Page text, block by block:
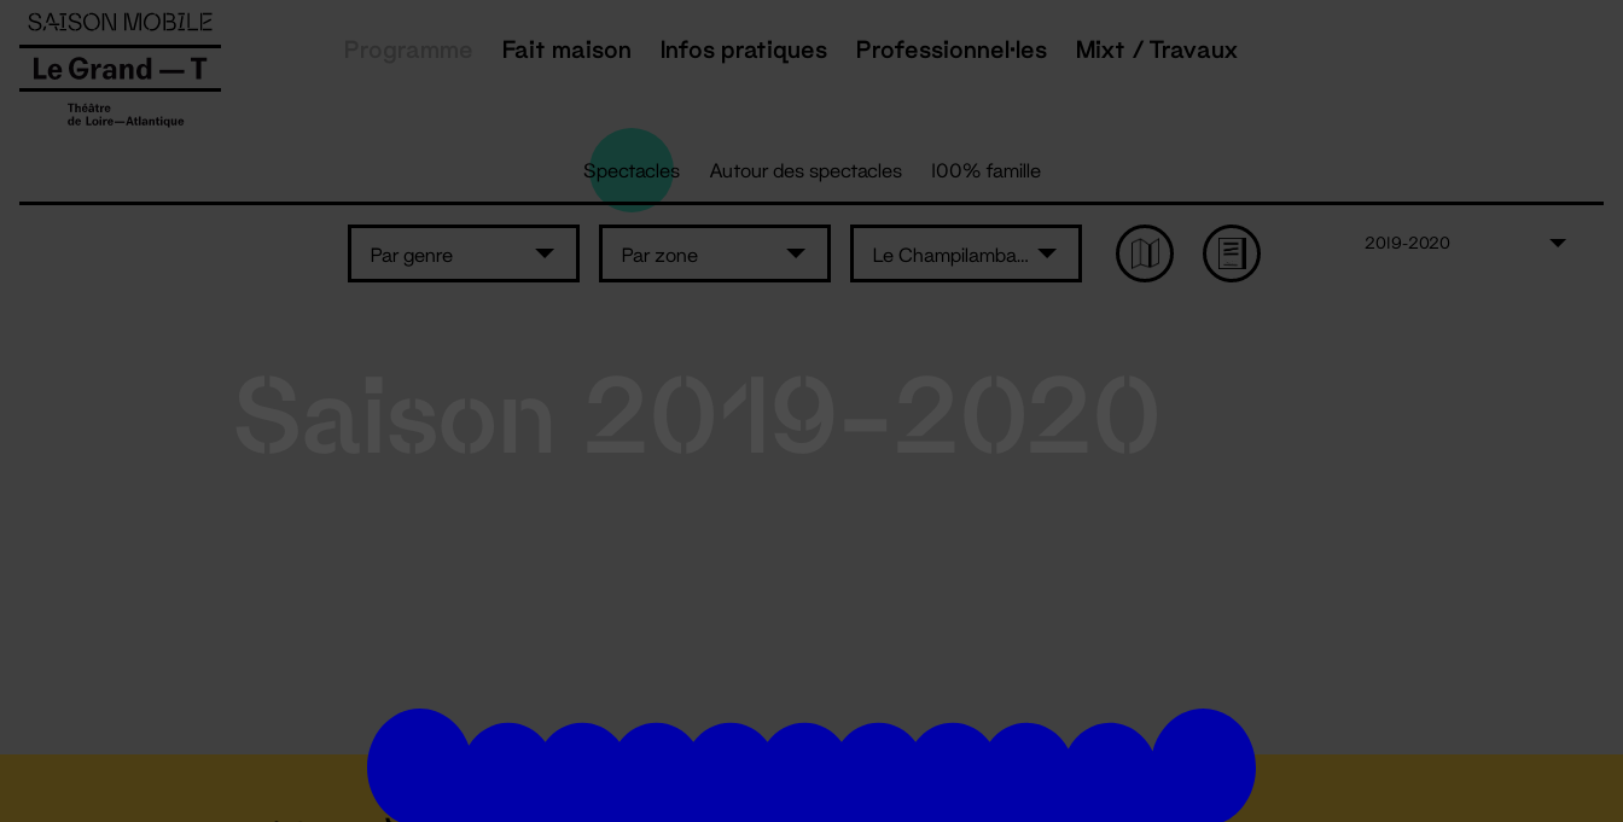
Fait maison Infos pratiques Professionnel·les Mixt / Travaux
Spectacles Autour des spectacles 100% famille
Par genre Par zone Le Champilambart
2019-2020
Suivez toutes les actualités du Grand T :
Panneau de gestion des cookies